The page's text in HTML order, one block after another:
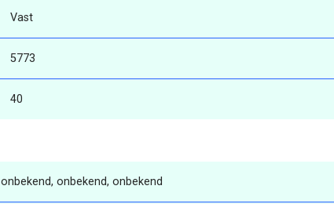
Vast
5773
40
onbekend, onbekend, onbekend